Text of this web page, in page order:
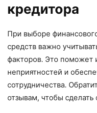
кредитора
При выборе
средств важно
факторов. Это поможет
неприятностей и
сотрудничества.
отзывам, чтобы